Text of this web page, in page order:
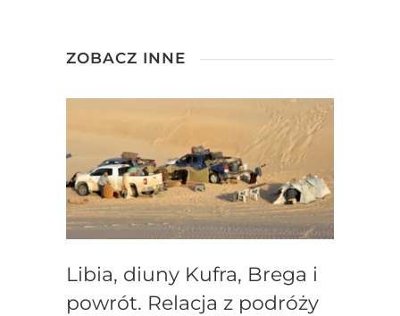
ZOBACZ INNE
Libia, diuny Kufra, Brega i
powrót. Relacja z podróży